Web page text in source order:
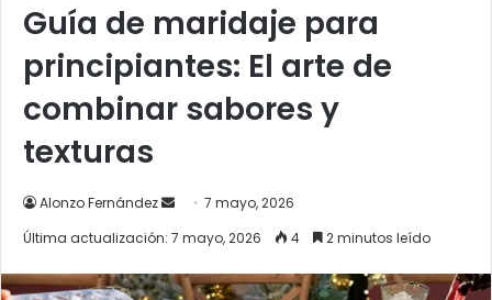
Guía de maridaje para
principiantes: El arte de
combinar sabores y
texturas
Alonzo Fernández
Send7 mayo, 2026
Última actualización: 7 mayo, 2026
4 2 minutos leído